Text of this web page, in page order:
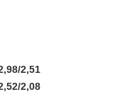
2,51
2,08